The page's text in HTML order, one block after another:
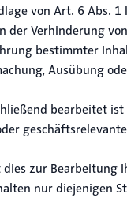
von Art. 6 Abs.
Verhinderung
bestimmter
Ausübung
bearbeitet
zur
nur diejenigen